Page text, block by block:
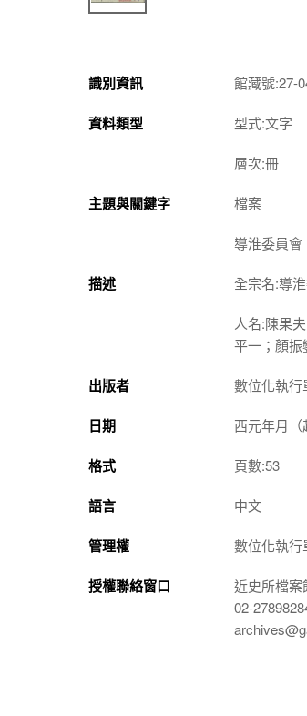
識別資訊 館藏號:27-
資料類型 型式:文字
層次:冊
主題與關鍵字 檔案
導淮委員會
描述 全宗名:導
人名:陳果
平一；顏
出版者 數位化執
日期 西元年月（
格式 頁數:53
語言 中文
管理權 數位化執
授權聯絡窗口
近史所檔案
02-